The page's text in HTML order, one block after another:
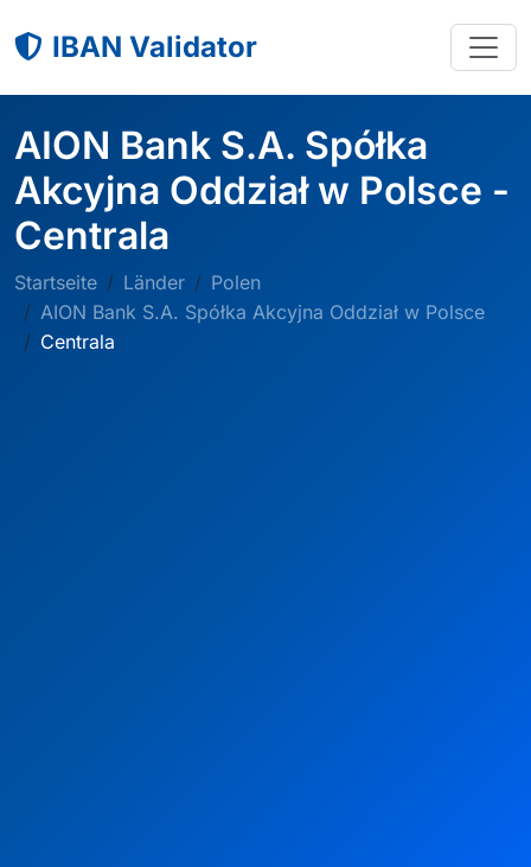
IBAN Validator
AION Bank S.A. Spółka
Akcyjna Oddział w Polsce -
Centrala
Startseite Länder
Polen
AION Bank S.A. Spółka Akcyjna Oddział w Polsce
Centrala